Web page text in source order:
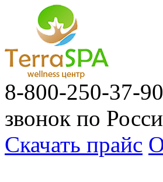
8-800-250-37-90
звонок по
Скачать прайс